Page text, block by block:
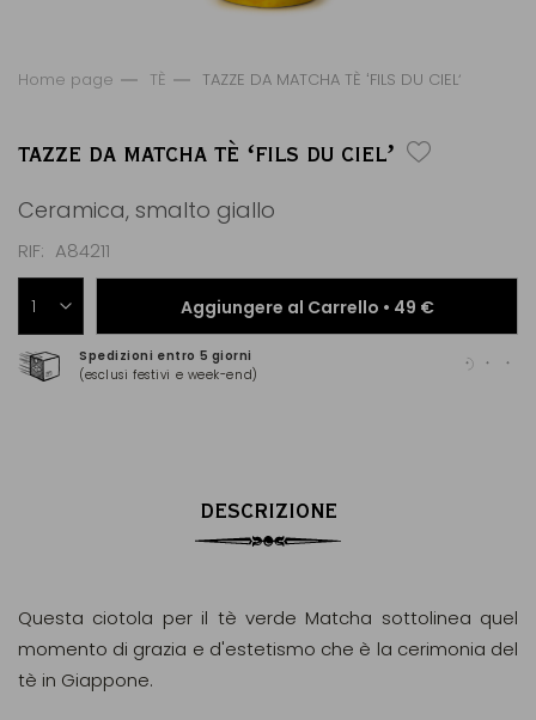
Home page TÈ TAZZE DA MATCHA TÈ ʻFILS DU CIELʼ
TAZZE DA MATCHA TÈ ʻFILS DU CIELʼ
Ceramica, smalto giallo
RIF A84211
Aggiungere al Carrello • 49 €
Spedizioni entro 5 giorni
(esclusi festivi e week-end)
DESCRIZIONE
Questa ciotola per il tè verde Matcha sottolinea quel
momento di grazia e d'estetismo che è la cerimonia del
tè in Giappone.